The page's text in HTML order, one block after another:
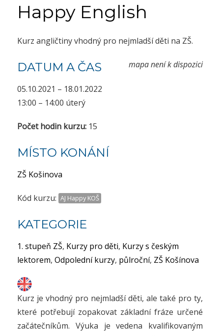
Happy English
Kurz angličtiny vhodný pro nejmladší děti na ZŠ.
mapa není k dispozici
DATUM A ČAS
05.10.2021 – 18.01.2022
13:00 – 14:00 úterý
Počet hodin kurzu: 15
MÍSTO KONÁNÍ
ZŠ Košinova
Kód kurzu: AJ Happy KOŠ
KATEGORIE
1. stupeň ZŠ, Kurzy pro děti, Kurzy s českým
lektorem, Odpolední kurzy, půlroční, ZŠ Košínova
Kurz je vhodný pro nejmladší děti, ale také pro ty,
které potřebují zopakovat základní fráze určené
začátečníkům. Výuka je vedena kvalifikovaným